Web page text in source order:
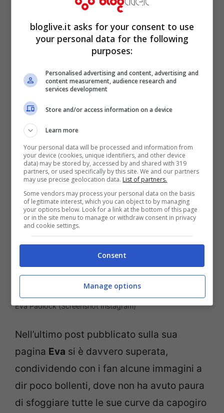
Eva Padlock (Screenshot Instagram)
Nell’ultimo post pubblicato sulla sua
pagina Eva si è davvero superata,
condividendo con i fan alcune immagini a
dir poco bollenti, dove non ha avuto paura
di sfoggiare tutte le sue curve da capogiro
bloglive.it asks for your consent to use
your personal data for the following
purposes:
Personalised advertising and content, advertising and
content measurement, audience research and
services development
Store and/or access information on a device
Learn more
Your personal data will be processed and information from
your device (cookies, unique identifiers, and other device
data) may be stored by, accessed by and shared with 319
partners, or used specifically by this site. We and our partners
may use precise geolocation data. List of partners.
Some vendors may process your personal data on the basis
of legitimate interest, which you can object to by managing
your options below. Look for a link at the bottom of this page
or in the site menu to manage or withdraw consent in privacy
and cookie settings.
Consent
Manage options